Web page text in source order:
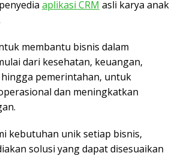
aplikasi CRM asli karya anak
membantu bisnis dalam
dari kesehatan, keuangan,
pemerintahan, untuk
dan meningkatkan
kebutuhan unik setiap bisnis,
solusi yang dapat disesuaikan